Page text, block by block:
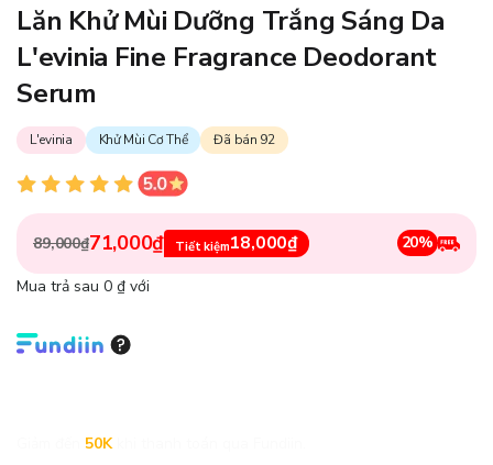
Lăn Khử Mùi Dưỡng Trắng Sáng Da
L'evinia Fine Fragrance Deodorant
Serum
L'evinia Khử Mùi Cơ Thể Đã bán 92
89,000₫71,000₫ Tiết kiệm18,000₫ 20%
Mua trả sau 0 ₫ với
50K